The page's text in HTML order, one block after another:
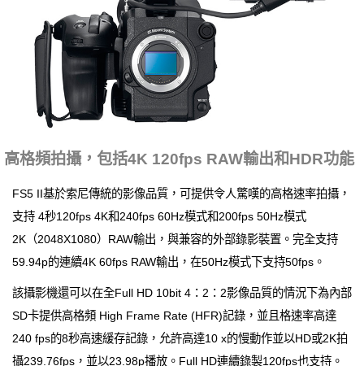
高格頻拍攝，包括4K 120fps RAW輸出和HDR功能
FS5 II基於索尼傳統的影像品質，可提供令人驚嘆的高格速率拍攝，
支持 4秒120fps 4K和240fps 60Hz模式和200fps 50Hz模式
2K（2048X1080）RAW輸出，與兼容的外部錄影裝置。完全支持
59.94p的連續4K 60fps RAW輸出，在50Hz模式下支持50fps。
該攝影機還可以在全Full HD 10bit 4：2：2影像品質的情況下為內部
SD卡提供高格頻 High Frame Rate (HFR)記錄，並且格速率高達
240 fps的8秒高速緩存記錄，允許高達10 x的慢動作並以HD或2K拍
攝239.76fps，並以23.98p播放。Full HD連續錄製120fps也支持。